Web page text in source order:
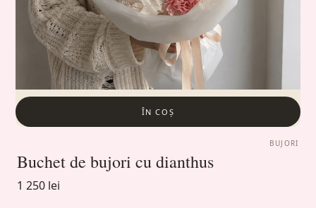
ÎN COȘ
BUJORI
Buchet de bujori cu dianthus
1 250 lei